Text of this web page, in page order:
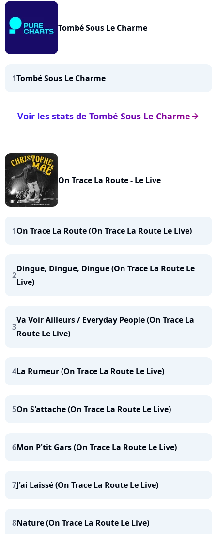
Tombé Sous Le Charme
1Tombé Sous Le Charme
arrow_right
Voir les stats de Tombé Sous Le Charme
On Trace La Route - Le Live
1On Trace La Route (On Trace La Route Le Live)
2
Dingue, Dingue, Dingue (On Trace La Route Le
Live)
3
Va Voir Ailleurs / Everyday People (On Trace La
Route Le Live)
4La Rumeur (On Trace La Route Le Live)
5On S'attache (On Trace La Route Le Live)
6Mon P'tit Gars (On Trace La Route Le Live)
7J'ai Laissé (On Trace La Route Le Live)
8Nature (On Trace La Route Le Live)